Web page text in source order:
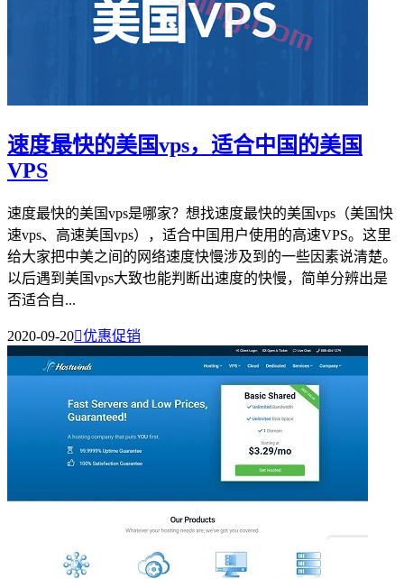
速度最快的美国vps，适合中国的美国
VPS
速度最快的美国vps是哪家？想找速度最快的美国vps（美国快
速vps、高速美国vps），适合中国用户使用的高速VPS。这里
给大家把中美之间的网络速度快慢涉及到的一些因素说清楚。
以后遇到美国vps大致也能判断出速度的快慢，简单分辨出是
否适合自...
2020-09-20优惠促销